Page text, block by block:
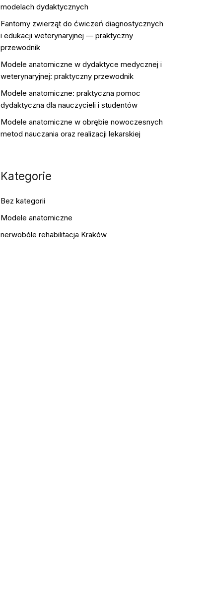
modelach dydaktycznych
Fantomy zwierząt do ćwiczeń diagnostycznych
i edukacji weterynaryjnej — praktyczny
przewodnik
Modele anatomiczne w dydaktyce medycznej i
weterynaryjnej: praktyczny przewodnik
Modele anatomiczne: praktyczna pomoc
dydaktyczna dla nauczycieli i studentów
Modele anatomiczne w obrębie nowoczesnych
metod nauczania oraz realizacji lekarskiej
Kategorie
Bez kategorii
Modele anatomiczne
nerwobóle rehabilitacja Kraków